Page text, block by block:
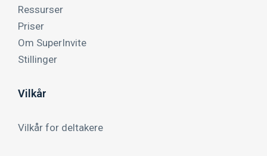
Ressurser
Priser
Om SuperInvite
Stillinger
Vilkår
Vilkår for deltakere